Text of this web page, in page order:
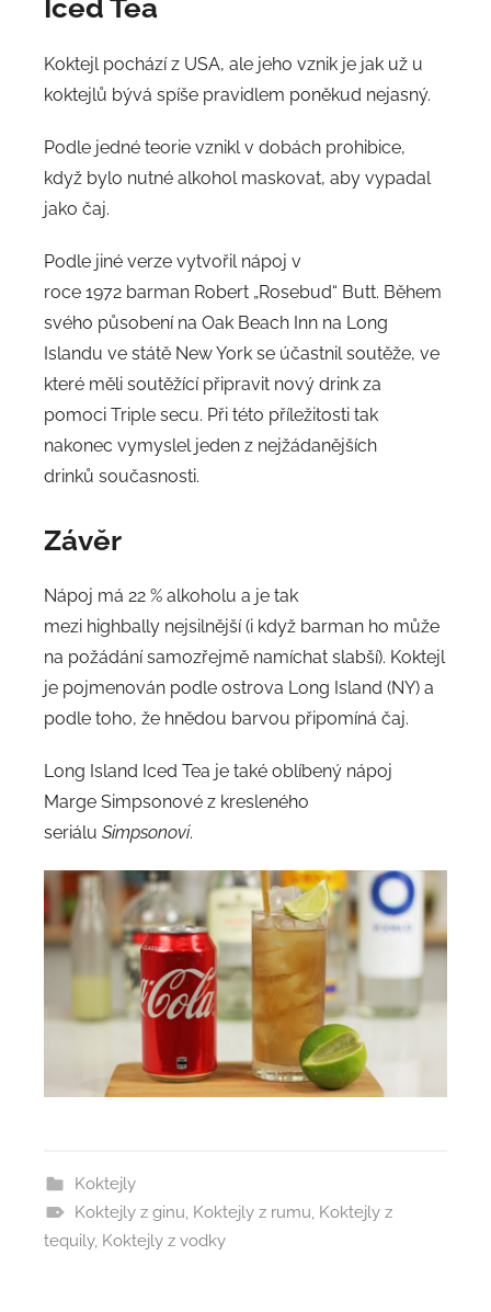
Iced Tea
Koktejl pochází z USA, ale jeho vznik je jak už u
koktejlů bývá spíše pravidlem poněkud nejasný.
Podle jedné teorie vznikl v dobách prohibice,
když bylo nutné alkohol maskovat, aby vypadal
jako čaj.
Podle jiné verze vytvořil nápoj v
roce 1972 barman Robert „Rosebud“ Butt. Během
svého působení na Oak Beach Inn na Long
Islandu ve státě New York se účastnil soutěže, ve
které měli soutěžící připravit nový drink za
pomoci Triple secu. Při této příležitosti tak
nakonec vymyslel jeden z nejžádanějších
drinků současnosti.
Závěr
Nápoj má 22 % alkoholu a je tak
mezi highbally nejsilnější (i když barman ho může
na požádání samozřejmě namíchat slabší). Koktejl
je pojmenován podle ostrova Long Island (NY) a
podle toho, že hnědou barvou připomíná čaj.
Long Island Iced Tea je také oblíbený nápoj
Marge Simpsonové z kresleného
seriálu Simpsonovi.
Koktejly
Koktejly z ginu, Koktejly z rumu, Koktejly z
tequily, Koktejly z vodky